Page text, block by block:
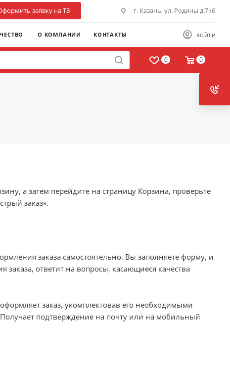
заявку на ТЗ г. Казань, ул. Родины д.7к6
ВОЙТИ
О КОМПАНИИ КОНТАКТЫ
0 0
а затем перейдите на страницу Корзина, проверьте
заказ».
заказа самостоятельно. Вы заполняете форму, и
ответит на вопросы, касающиеся качества
заказ, укомплектовав его необходимыми
подтверждение на почту или на мобильный